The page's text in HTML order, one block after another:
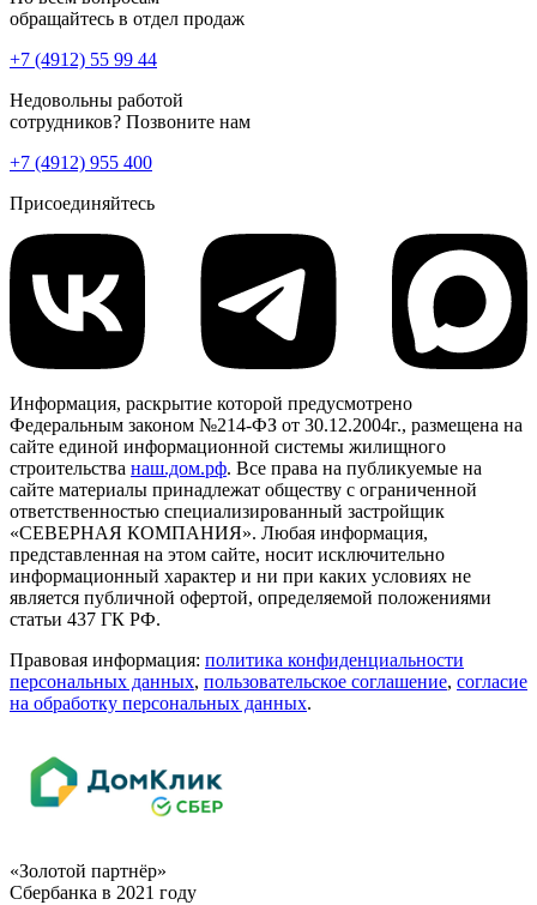
обращайтесь в отдел продаж
+7 (4912) 55 99 44
Недовольны работой
сотрудников? Позвоните нам
+7 (4912) 955 400
Присоединяйтесь
Информация, раскрытие которой предусмотрено
Федеральным законом №214-ФЗ от 30.12.2004г., размещена на
сайте единой информационной системы жилищного
строительства наш.дом.рф. Все права на публикуемые на
сайте материалы принадлежат обществу с ограниченной
ответственностью специализированный застройщик
«СЕВЕРНАЯ КОМПАНИЯ». Любая информация,
представленная на этом сайте, носит исключительно
информационный характер и ни при каких условиях не
является публичной офертой, определяемой положениями
статьи 437 ГК РФ.
Правовая информация: политика конфиденциальности
персональных данных, пользовательское cоглашение, cогласие
на обработку персональных данных.
«Золотой партнёр»
Сбербанка в 2021 году